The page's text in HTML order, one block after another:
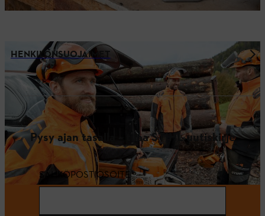
HENKILÖNSUOJAIMET
Pysy ajan tasalla – tilaa STIHL uutiskirje
SÄHKÖPOSTIOSOITE